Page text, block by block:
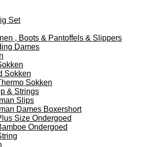
Set
, Boots & Pantoffels & Slippers
Dames
Sokken
Sokken
& Strings
Slips
Dames Boxershort
Size Ondergoed
Ondergoed